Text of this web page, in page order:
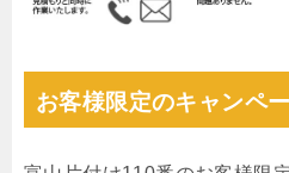
お客様限定のキャンペ